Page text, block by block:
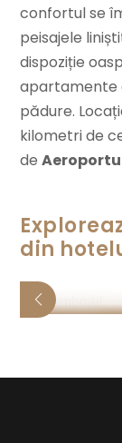
confortul se
peisajele
dispoziție
apartamente
pădure.
kilometri de
de
din